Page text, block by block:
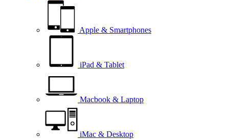
Apple & Smartphones
iPad & Tablet
Macbook & Laptop
iMac & Desktop